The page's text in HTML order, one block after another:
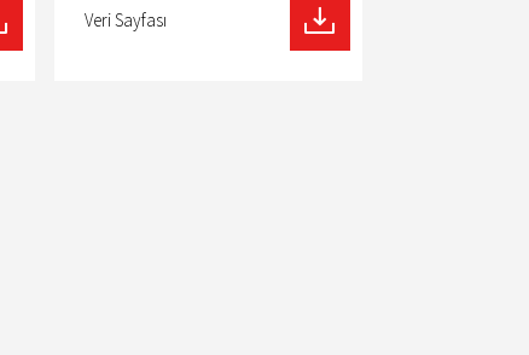
Veri Sayfası